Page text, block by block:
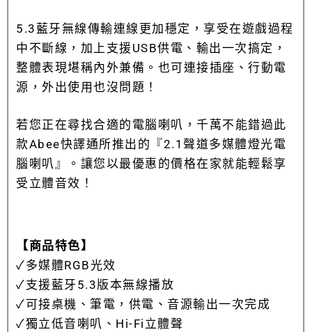
5.3藍牙無線傳輸連線更加穩定，享受在遊戲過程
中不斷線，加上支援USB供電、輸出一次搞定，
整體表現堪稱內外兼備。也可連接插座、行動電
源，外出使用也沒問題！
若您正在尋找合適的電腦喇叭，千萬不能錯過此
款Abee快譯通所推出的『2.1聲道多媒體燈光電
腦喇叭』。讓您以最優惠的價格在家就能輕鬆享
受立體音效！
【商品特色】
✓多媒體RGB光效
✓支援藍牙5.3版本無線播放
✓可接桌機、筆電，供電、音源輸出一次完成
✓獨立低音喇叭、Hi-Fi立體聲